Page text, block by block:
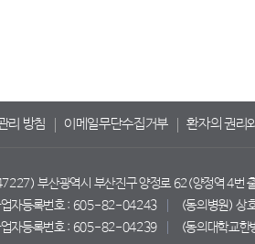
리 방침 이메일무단수집거부 환자의 권리
부산광역시 부산진구 양정로 62(양정역 4번
자등록번호 : 605-82-04243
(동의병원) 상
자등록번호 : 605-82-04239
(동의대학교한